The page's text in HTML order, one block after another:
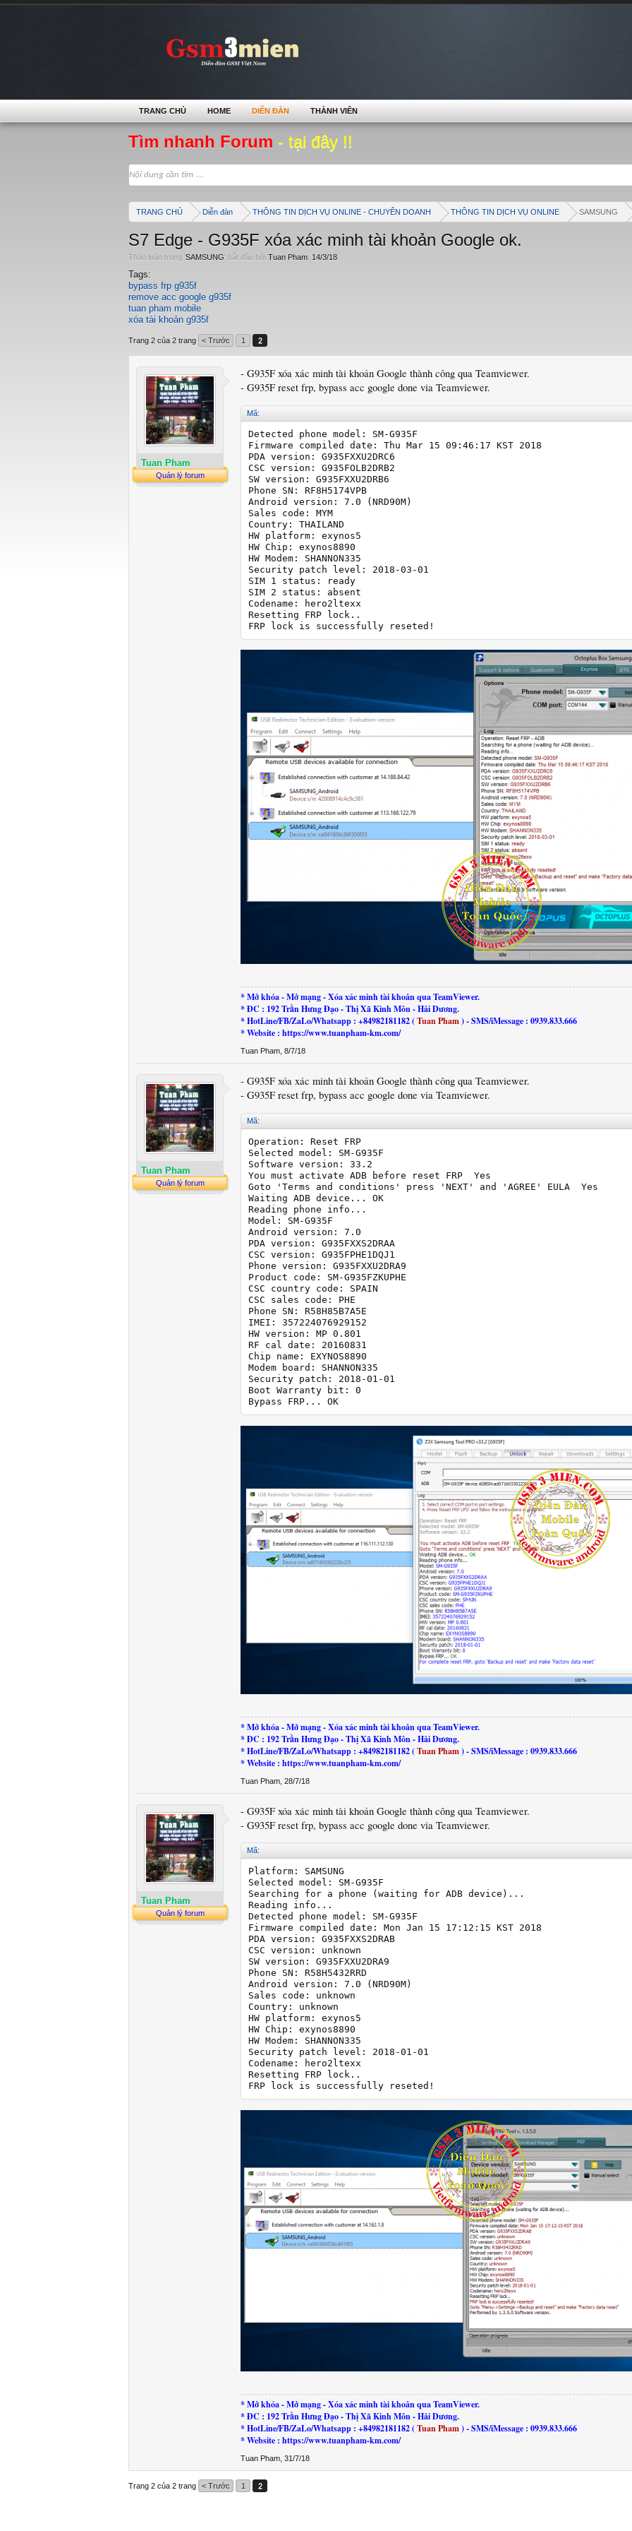
Tìm nhanh Forum - tại đây !!
TRANG CHỦ Diễn đàn THÔNG TIN DỊCH VỤ ONLINE - CHUYÊN DOANH THÔNG TIN DỊCH VỤ ONLINE SAMSUNG
S7 Edge - G935F xóa xác minh tài khoản Google ok.
Thảo luận trong 'SAMSUNG' bắt đầu bởi Tuan Pham 14/3/18
Tags:
bypass frp g935f
remove acc google g935f
tuan pham mobile
xóa tài khoản g935f
Trang 2 của 2 trang < Trước 1 2
Tuan Pham
Quản lý forum
- G935F xóa xác minh tài khoản Google thành công qua Teamviewer.
- G935F reset frp, bypass acc google done via Teamviewer.
Mã:
Detected phone model: SM-G935F
Firmware compiled date: Thu Mar 15 09:46:17 KST 2018
PDA version: G935FXXU2DRC6
CSC version: G935FOLB2DRB2
SW version: G935FXXU2DRB6
Phone SN: RF8H5174VPB
Android version: 7.0 (NRD90M)
Sales code: MYM
Country: THAILAND
HW platform: exynos5
HW Chip: exynos8890
HW Modem: SHANNON335
Security patch level: 2018-03-01
SIM 1 status: ready
SIM 2 status: absent
Codename: hero2ltexx
Resetting FRP lock..
FRP lock is successfully reseted!
* Mở khóa - Mở mạng - Xóa xác minh tài khoản qua TeamViewer.
* ĐC : 192 Trần Hưng Đạo - Thị Xã Kinh Môn - Hải Dương.
* HotLine/FB/ZaLo/Whatsapp : +84982181182 (Tuan Pham) - SMS/iMessage : 0939.833.666
* Website : https://www.tuanpham-km.com/
Tuan Pham 8/7/18
Tuan Pham
Quản lý forum
- G935F xóa xác minh tài khoản Google thành công qua Teamviewer.
- G935F reset frp, bypass acc google done via Teamviewer.
Mã:
Operation: Reset FRP
Selected model: SM-G935F
Software version: 33.2
You must activate ADB before reset FRP  Yes
Goto 'Terms and conditions' press 'NEXT' and 'AGREE' EULA  Yes
Waiting ADB device... OK
Reading phone info...
Model: SM-G935F
Android version: 7.0
PDA version: G935FXXS2DRAA
CSC version: G935FPHE1DQJ1
Phone version: G935FXXU2DRA9
Product code: SM-G935FZKUPHE
CSC country code: SPAIN
CSC sales code: PHE
Phone SN: R58H85B7A5E
IMEI: 357224076929152
HW version: MP 0.801
RF cal date: 20160831
Chip name: EXYNOS8890
Modem board: SHANNON335
Security patch: 2018-01-01
Boot Warranty bit: 0
Bypass FRP... OK
* Mở khóa - Mở mạng - Xóa xác minh tài khoản qua TeamViewer.
* ĐC : 192 Trần Hưng Đạo - Thị Xã Kinh Môn - Hải Dương.
* HotLine/FB/ZaLo/Whatsapp : +84982181182 (Tuan Pham) - SMS/iMessage : 0939.833.666
* Website : https://www.tuanpham-km.com/
Tuan Pham 28/7/18
Tuan Pham
Quản lý forum
- G935F xóa xác minh tài khoản Google thành công qua Teamviewer.
- G935F reset frp, bypass acc google done via Teamviewer.
Mã:
Platform: SAMSUNG
Selected model: SM-G935F
Searching for a phone (waiting for ADB device)...
Reading info...
Detected phone model: SM-G935F
Firmware compiled date: Mon Jan 15 17:12:15 KST 2018
PDA version: G935FXXS2DRAB
CSC version: unknown
SW version: G935FXXU2DRA9
Phone SN: R58H5432RRD
Android version: 7.0 (NRD90M)
Sales code: unknown
Country: unknown
HW platform: exynos5
HW Chip: exynos8890
HW Modem: SHANNON335
Security patch level: 2018-01-01
Codename: hero2ltexx
Resetting FRP lock..
FRP lock is successfully reseted!
* Mở khóa - Mở mạng - Xóa xác minh tài khoản qua TeamViewer.
* ĐC : 192 Trần Hưng Đạo - Thị Xã Kinh Môn - Hải Dương.
* HotLine/FB/ZaLo/Whatsapp : +84982181182 (Tuan Pham) - SMS/iMessage : 0939.833.666
* Website : https://www.tuanpham-km.com/
Tuan Pham 31/7/18
Trang 2 của 2 trang < Trước 1 2
TRANG CHỦ HOME DIỄN ĐÀN THÀNH VIÊN